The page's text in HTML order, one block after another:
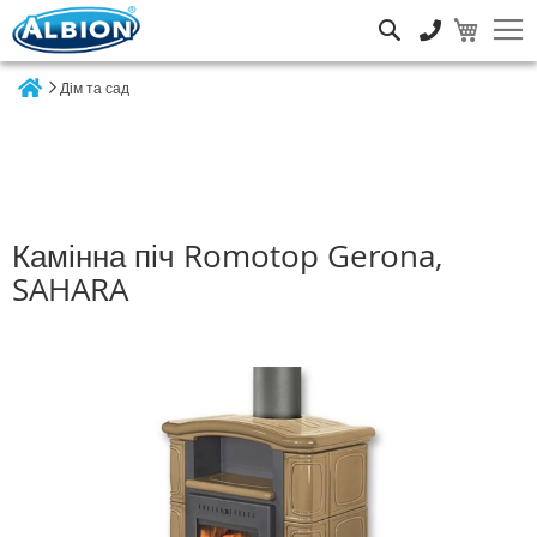
Дім та сад
Камінна піч Romotop Gerona,
SAHARA